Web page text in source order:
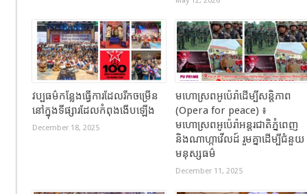
វប្បធម៌កន្លែងធ្វើការដែលរីកចម្រើន
នៅក្នុងទីផ្សារដែលកំពុងងើបឡើង
December 18, 2025
មហោស្រពអូប៉េរ៉ាដើម្បីសន្តិភាព
(Opera for peace) ៖
មហោស្រពអូប៉េរ៉ាអន្តរជាតិភ្នំពេញ
និងណាហ្កាវើលដ៍ រួមគ្នាដើម្បីជំនួយ
មនុស្សធម៌
December 11, 2025